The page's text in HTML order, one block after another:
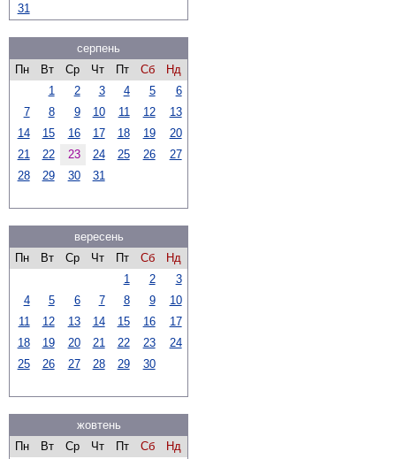
31
серпень
Пн
Вт Ср Чт Пт Сб
Нд
1
2 3 4 5
6
7
8 9 10 11 12
13
14
15 16 17 18 19
20
21
22 23 24 25 26
27
28
29 30 31
вересень
Пн
Вт Ср Чт Пт Сб
Нд
1
2
3
4
5 6 7 8 9
10
11
12 13 14 15 16
17
18
19 20 21 22 23
24
25
26 27 28 29 30
жовтень
Пн
Вт Ср Чт Пт Сб
Нд